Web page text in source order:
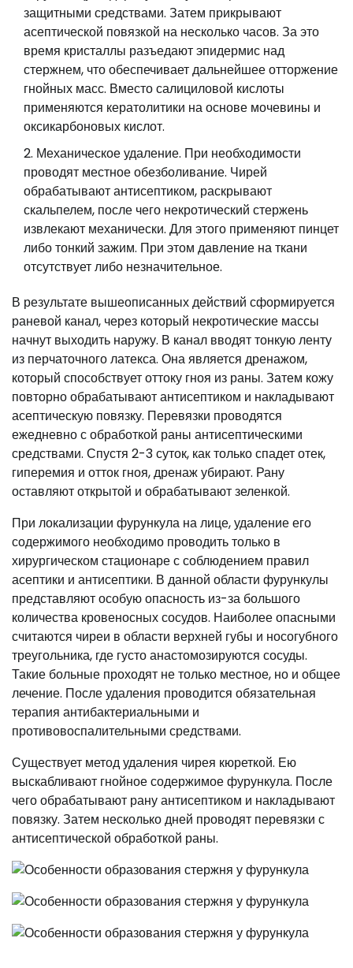
защитными средствами. Затем прикрывают
асептической повязкой на несколько часов. За это
время кристаллы разъедают эпидермис над
стержнем, что обеспечивает дальнейшее отторжение
гнойных масс. Вместо салициловой кислоты
применяются кератолитики на основе мочевины и
оксикарбоновых кислот.
Механическое удаление. При необходимости
проводят местное обезболивание. Чирей
обрабатывают антисептиком, раскрывают
скальпелем, после чего некротический стержень
извлекают механически. Для этого применяют пинцет
либо тонкий зажим. При этом давление на ткани
отсутствует либо незначительное.
В результате вышеописанных действий сформируется
раневой канал, через который некротические массы
начнут выходить наружу. В канал вводят тонкую ленту
из перчаточного латекса. Она является дренажом,
который способствует оттоку гноя из раны. Затем кожу
повторно обрабатывают антисептиком и накладывают
асептическую повязку. Перевязки проводятся
ежедневно с обработкой раны антисептическими
средствами. Спустя 2-3 суток, как только спадет отек,
гиперемия и отток гноя, дренаж убирают. Рану
оставляют открытой и обрабатывают зеленкой.
При локализации фурункула на лице, удаление его
содержимого необходимо проводить только в
хирургическом стационаре с соблюдением правил
асептики и антисептики. В данной области фурункулы
представляют особую опасность из-за большого
количества кровеносных сосудов. Наиболее опасными
считаются чиреи в области верхней губы и носогубного
треугольника, где густо анастомозируются сосуды.
Такие больные проходят не только местное, но и общее
лечение. После удаления проводится обязательная
терапия антибактериальными и
противовоспалительными средствами.
Существует метод удаления чирея кюреткой. Ею
выскабливают гнойное содержимое фурункула. После
чего обрабатывают рану антисептиком и накладывают
повязку. Затем несколько дней проводят перевязки с
антисептической обработкой раны.